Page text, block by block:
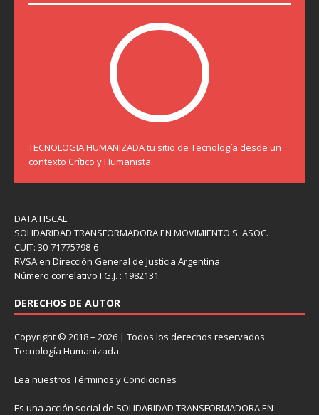
TECNOLOGIA HUMANIZADA tu sitio de Tecnología desde un
contexto Crítico y Humanista.
DATA FISCAL
SOLIDARIDAD TRANSFORMADORA EN MOVIMIENTO S. ASOC.
CUIT: 30-71775798-6
RVSA en Dirección General de Justicia Argentina
Número correlativo I.G.J. : 1982131
DERECHOS DE AUTOR
Copyright © 2018 – 2026 | Todos los derechos reservados
Tecnología Humanizada.
Lea nuestros Términos y Condiciones
Es una acción social de SOLIDARIDAD TRANSFORMADORA EN